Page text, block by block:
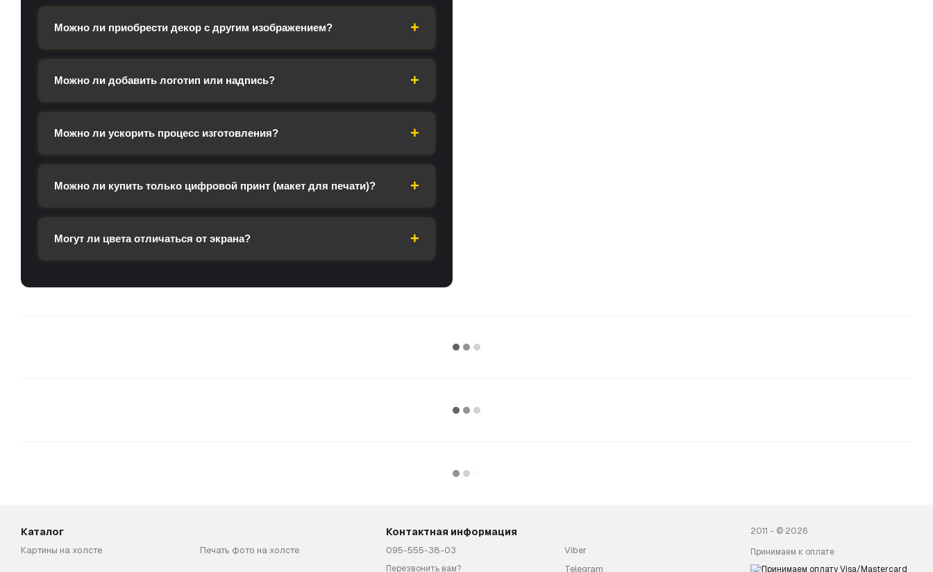
Можно ли приобрести декор с другим изображением?
Можно ли добавить логотип или надпись?
Можно ли ускорить процесс изготовления?
Можно ли купить только цифровой принт (макет для печати)?
Могут ли цвета отличаться от экрана?
Каталог
Картины на холсте Печать фото на холсте
Контактная информация
095-555-38-03
Перезвонить вам?
Viber
Telegram
2011 - © 2026
Принимаем к оплате